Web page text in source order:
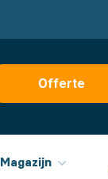
Offerte
Magazijn